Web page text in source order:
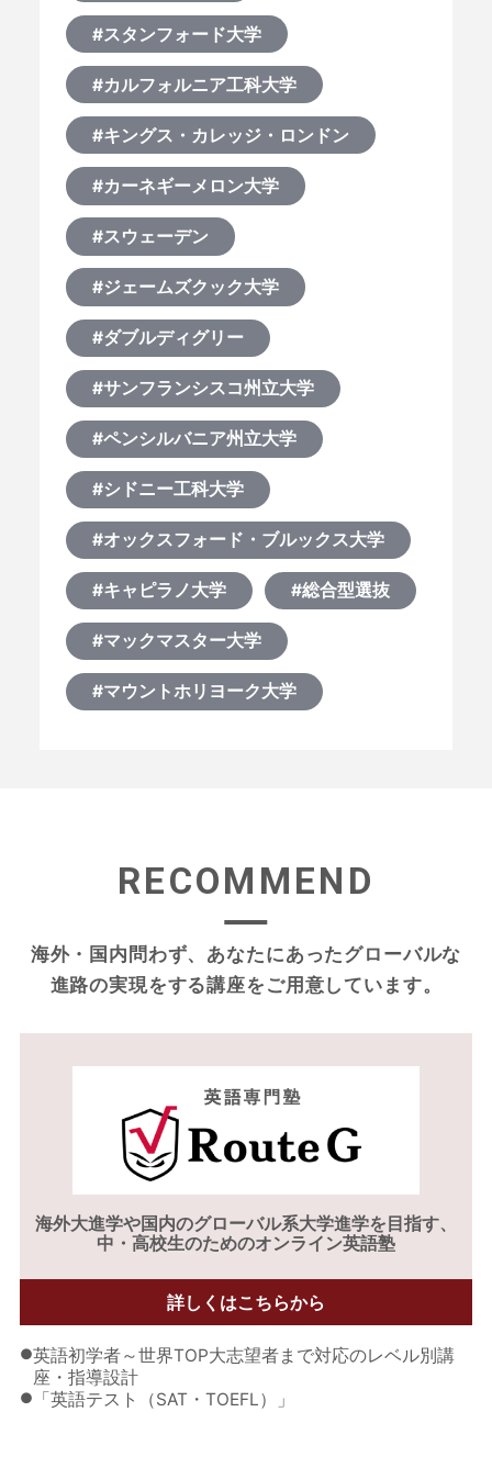
#スタンフォード大学
#カルフォルニア工科大学
#キングス・カレッジ・ロンドン
#カーネギーメロン大学
#スウェーデン
#ジェームズクック大学
#ダブルディグリー
#サンフランシスコ州立大学
#ペンシルバニア州立大学
#シドニー工科大学
#オックスフォード・ブルックス大学
#キャピラノ大学 #総合型選抜
#マックマスター大学
#マウントホリヨーク大学
RECOMMEND
海外・国内問わず、あなたにあったグローバルな
進路の実現をする講座をご用意しています。
海外大進学や国内のグローバル系大学進学を目指す、
中・高校生のためのオンライン英語塾
詳しくはこちらから
●英語初学者～世界TOP大志望者まで対応のレベル別講
座・指導設計
● 「英語テスト（SAT・TOEFL）」